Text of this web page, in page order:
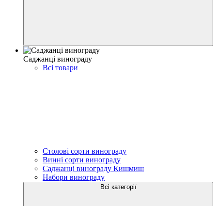
Саджанці винограду
Всі товари
Столові сорти винограду
Винні сорти винограду
Саджанці винограду Кишмиш
Набори винограду
Всі категорії